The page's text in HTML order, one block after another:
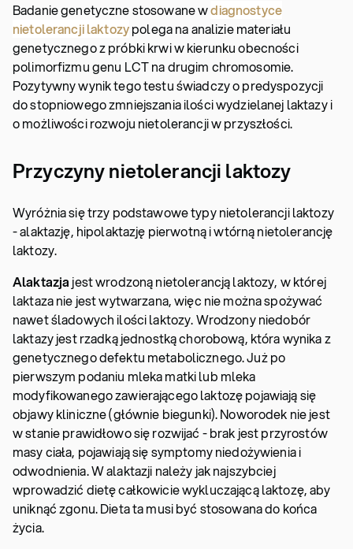
Badanie genetyczne stosowane wdiagnostyce
nietolerancji laktozypolega na analizie materiału
genetycznego z próbki krwi w kierunku obecności
polimorfizmu genu LCT na drugim chromosomie.
Pozytywny wynik tego testu świadczy o predyspozycji
do stopniowego zmniejszania ilości wydzielanej laktazy i
o możliwości rozwoju nietolerancji w przyszłości.
Przyczyny nietolerancji laktozy
Wyróżnia się trzy podstawowe typy nietolerancji laktozy
- alaktazję, hipolaktazję pierwotną i wtórną nietolerancję
laktozy.
Alaktazja jest wrodzoną nietolerancją laktozy, w której
laktaza nie jest wytwarzana, więc nie można spożywać
nawet śladowych ilości laktozy. Wrodzony niedobór
laktazy jest rzadką jednostką chorobową, która wynika z
genetycznego defektu metabolicznego. Już po
pierwszym podaniu mleka matki lub mleka
modyfikowanego zawierającego laktozę pojawiają się
objawy kliniczne (głównie biegunki). Noworodek nie jest
w stanie prawidłowo się rozwijać - brak jest przyrostów
masy ciała, pojawiają się symptomy niedożywienia i
odwodnienia. W alaktazji należy jak najszybciej
wprowadzić dietę całkowicie wykluczającą laktozę, aby
uniknąć zgonu. Dieta ta musi być stosowana do końca
życia.